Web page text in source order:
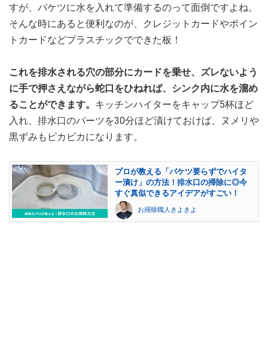
すが、バケツに水を入れて準備するのって面倒ですよね。
そんな時にあると便利なのが、クレジットカードやポイン
トカードなどプラスチックでできた板！
これを排水される穴の部分にカードを乗せ、ズレないよう
に手で押さえながら蛇口をひねれば、シンク内に水を溜め
ることができます。 キッチンハイターをキャップ5杯ほど
入れ、排水口のパーツを30分ほど漬けておけば、ヌメリや
黒ずみもピカピカになります。
プロが教える「バケツ要らずでハイタ
ー漬け」の方法！排水口の掃除に◎今
すぐ真似できるアイデアがすごい！
お掃除職人きよきよ